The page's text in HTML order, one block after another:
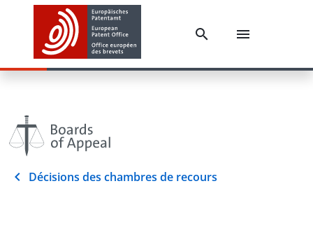
Décisions des chambres de recours